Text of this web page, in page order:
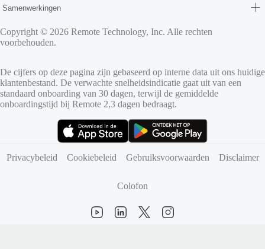
Samenwerkingen
Copyright © 2026 Remote Technology, Inc. Alle rechten
voorbehouden.
De cijfers op deze pagina zijn gebaseerd op interne data uit ons huidige
klantenbestand. De verwachte snelheidsindicatie gaat uit van een
standaard onboarding van 30 dagen, terwijl de gemiddelde
onboardingstijd bij Remote 2,3 dagen bedraagt.
Privacybeleid
Cookiebeleid Gebruiksvoorwaarden Disclaimer
Colofon